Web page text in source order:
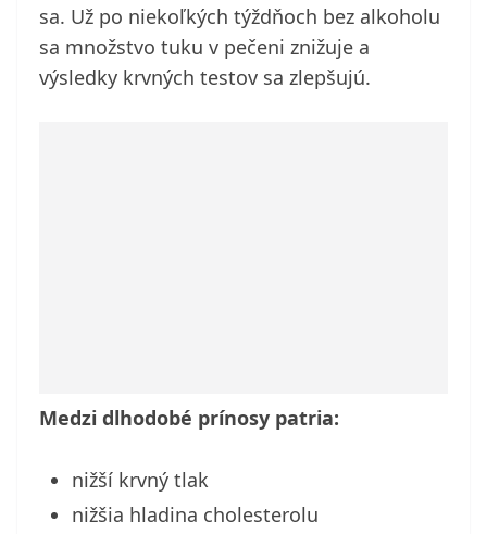
sa. Už po niekoľkých týždňoch bez alkoholu
sa množstvo tuku v pečeni znižuje a
výsledky krvných testov sa zlepšujú.
Medzi dlhodobé prínosy patria:
nižší krvný tlak
nižšia hladina cholesterolu